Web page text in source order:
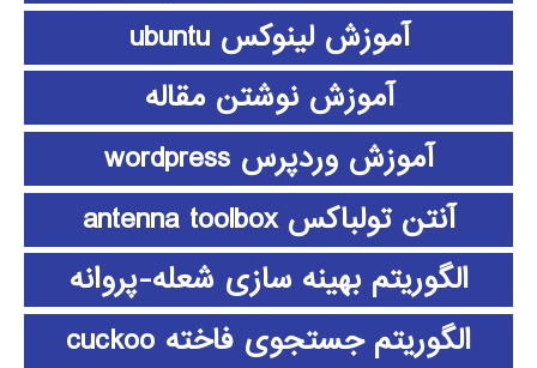
آموزش لینوکس ubuntu
آموزش نوشتن مقاله
آموزش وردپرس wordpress
آنتن تولباکس antenna toolbox
الگوریتم بهینه سازی شعله-پروانه
الگوریتم جستجوی فاخته cuckoo